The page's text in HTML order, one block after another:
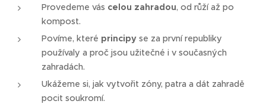
Provedeme vás celou zahradou, od růží až po
kompost.
Povíme, které principy se za první republiky
používaly a proč jsou užitečné i v současných
zahradách.
Ukážeme si, jak vytvořit zóny, patra a dát zahradě
pocit soukromí.